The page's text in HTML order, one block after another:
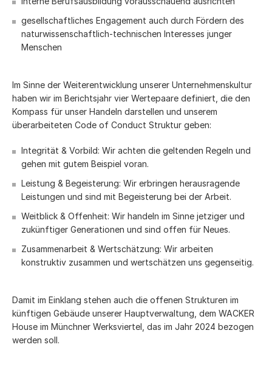
gesellschaftliches Engagement auch durch Fördern des
naturwissenschaftlich-technischen Interesses junger
Menschen
Im Sinne der Weiterentwicklung unserer Unternehmenskultur
haben wir im Berichtsjahr vier Wertepaare definiert, die den
Kompass für unser Handeln darstellen und unserem
überarbeiteten Code of Conduct Struktur geben:
Integrität & Vorbild: Wir achten die geltenden Regeln und
gehen mit gutem Beispiel voran.
Leistung & Begeisterung: Wir erbringen herausragende
Leistungen und sind mit Begeisterung bei der Arbeit.
Weitblick & Offenheit: Wir handeln im Sinne jetziger und
zukünftiger Generationen und sind offen für Neues.
Zusammenarbeit & Wertschätzung: Wir arbeiten
konstruktiv zusammen und wertschätzen uns gegenseitig.
Damit im Einklang stehen auch die offenen Strukturen im
künftigen Gebäude unserer Hauptverwaltung, dem WACKER
House im Münchner Werksviertel, das im Jahr 2024 bezogen
werden soll.